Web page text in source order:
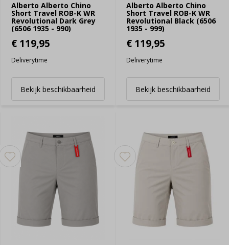
Alberto Alberto Chino
Short Travel ROB-K WR
Revolutional Dark Grey
(6506 1935 - 990)
€ 119,95
Deliverytime
Bekijk beschikbaarheid
Alberto Alberto Chino
Short Travel ROB-K WR
Revolutional Black (6506
1935 - 999)
€ 119,95
Deliverytime
Bekijk beschikbaarheid